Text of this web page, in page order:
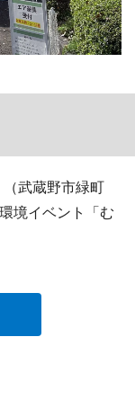
武蔵野市緑町
境イベント「む